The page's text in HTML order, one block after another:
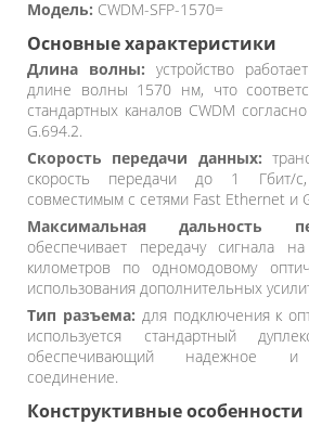
Модель: CWDM-SFP-1570=
Основные характеристики
Длина волны: устройство
длине волны 1570 нм, что
стандартных каналов CWDM
G.694.2.
Скорость передачи данных:
скорость передачи до 1 Гбит/
совместимым с сетями Fast Ethernet и
Максимальная дальность
обеспечивает передачу сигнала
километров по одномодовому
использования дополнительных
Тип разъема: для подключения к
используется стандартный
обеспечивающий надежное и
соединение.
Конструктивные особенности